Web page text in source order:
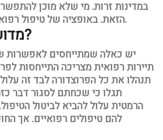
במדינות זרות. מי שלא מוכן
הזאת. באופציה של טיפול רפואי במדינת ישראל עם הרופאים המעולים שלה.
מדוע לא לבצע את כל הפרוצדורה לבד?
יש כאלה שמתייחסים לאפשרות
תיירות רפואית מצריכה התייחסות
תנהלו את כל הפרוצדורה לבד זה
תגלו כי שכחתם לסגור דבר
הרמטית עלול להביא לביטול
להם טיפולים רפואיים. אך